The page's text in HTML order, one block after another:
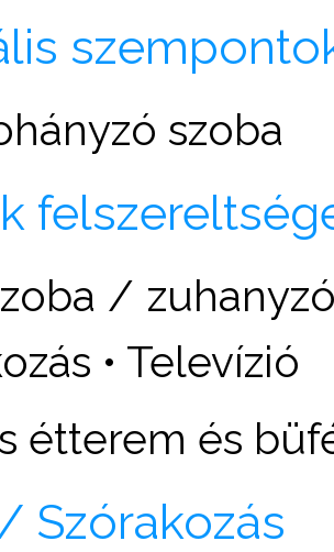
szoba
/
• Televízió
étterem és
Szórakozás